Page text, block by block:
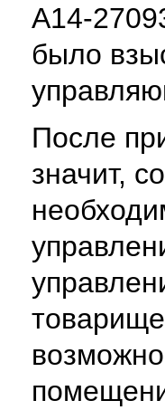
А14-
было
После
значит,